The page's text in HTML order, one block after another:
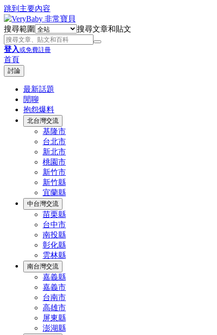
跳到主要內容
搜尋範圍 搜尋文章和貼文
登入或免費註冊
首頁
討論
最新話題
閒聊
抱怨爆料
北台灣交流
基隆市
台北市
新北市
桃園市
新竹市
新竹縣
宜蘭縣
中台灣交流
苗栗縣
台中市
南投縣
彰化縣
雲林縣
南台灣交流
嘉義縣
嘉義市
台南市
高雄市
屏東縣
澎湖縣